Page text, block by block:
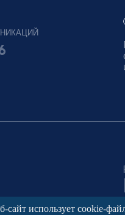
сайт использует cookie-